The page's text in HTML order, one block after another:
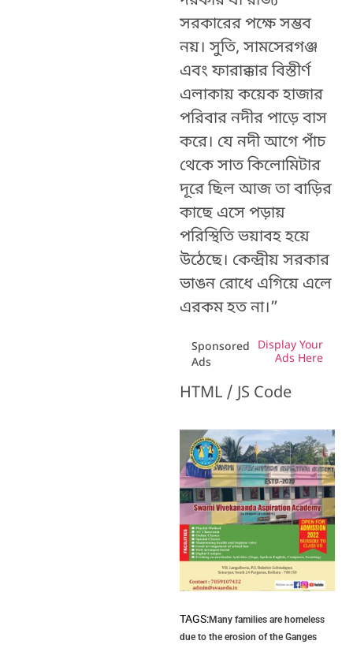
সরকারের পক্ষে সম্ভব
নয়। সুতি, সামসেরগঞ্জ
এবং ফারাক্কার বিস্তীর্ণ
এলাকায় কয়েক হাজার
পরিবার নদীর পাড়ে বাস
করে। যে নদী আগে পাঁচ
থেকে সাত কিলোমিটার
দূরে ছিল আজ তা বাড়ির
কাছে এসে পড়ায়
পরিস্থিতি ভয়াবহ হয়ে
উঠেছে। কেন্দ্রীয় সরকার
ভাঙন রোধে এগিয়ে এলে
এরকম হত না।”
Sponsored
Ads
Display Your
Ads Here
HTML / JS Code
TAGS:Many families are homeless
due to the erosion of the Ganges